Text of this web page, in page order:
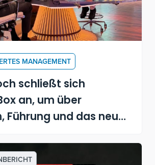
MANAGEMENT
schließt sich
an, um über
Führung und das neue
zu sprechen